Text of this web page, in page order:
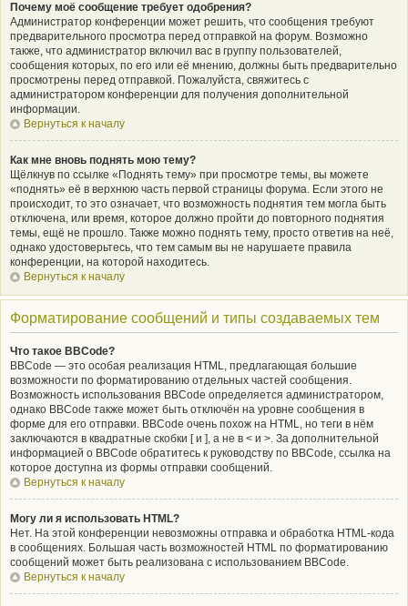
Почему моё сообщение требует одобрения?
Администратор конференции может решить, что сообщения требуют
предварительного просмотра перед отправкой на форум. Возможно
также, что администратор включил вас в группу пользователей,
сообщения которых, по его или её мнению, должны быть предварительно
просмотрены перед отправкой. Пожалуйста, свяжитесь с
администратором конференции для получения дополнительной
информации.
Вернуться к началу
Как мне вновь поднять мою тему?
Щёлкнув по ссылке «Поднять тему» при просмотре темы, вы можете
«поднять» её в верхнюю часть первой страницы форума. Если этого не
происходит, то это означает, что возможность поднятия тем могла быть
отключена, или время, которое должно пройти до повторного поднятия
темы, ещё не прошло. Также можно поднять тему, просто ответив на неё,
однако удостоверьтесь, что тем самым вы не нарушаете правила
конференции, на которой находитесь.
Вернуться к началу
Форматирование сообщений и типы создаваемых тем
Что такое BBCode?
BBCode — это особая реализация HTML, предлагающая большие
возможности по форматированию отдельных частей сообщения.
Возможность использования BBCode определяется администратором,
однако BBCode также может быть отключён на уровне сообщения в
форме для его отправки. BBCode очень похож на HTML, но теги в нём
заключаются в квадратные скобки [ и ], а не в < и >. За дополнительной
информацией о BBCode обратитесь к руководству по BBCode, ссылка на
которое доступна из формы отправки сообщений.
Вернуться к началу
Могу ли я использовать HTML?
Нет. На этой конференции невозможны отправка и обработка HTML-кода
в сообщениях. Большая часть возможностей HTML по форматированию
сообщений может быть реализована с использованием BBCode.
Вернуться к началу